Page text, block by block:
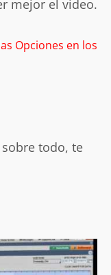
mejor el video.
Opciones en los
todo, te